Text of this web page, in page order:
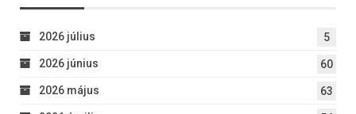
2026 július 5
2026 június 60
2026 május 63